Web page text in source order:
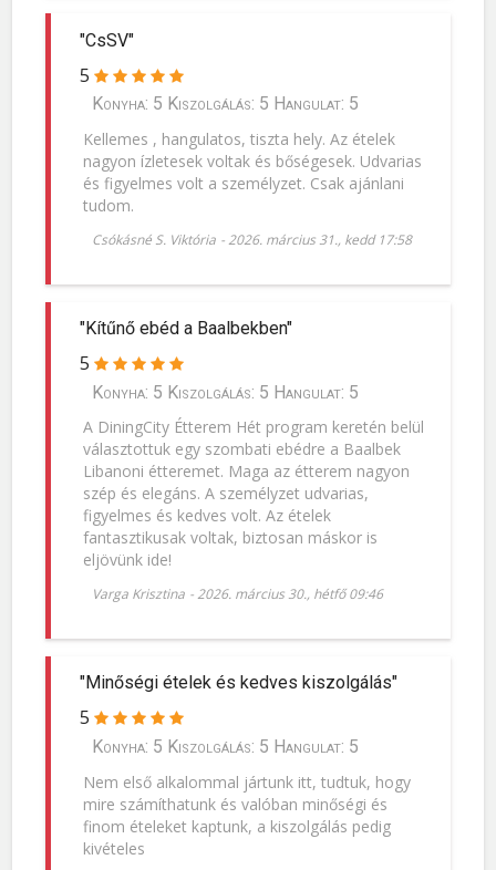
"CsSV"
5
Konyha: 5 Kiszolgálás: 5 Hangulat: 5
Kellemes , hangulatos, tiszta hely. Az ételek
nagyon ízletesek voltak és bőségesek. Udvarias
és figyelmes volt a személyzet. Csak ajánlani
tudom.
Csókásné S. Viktória -2026. március 31., kedd 17:58
"Kítűnő ebéd a Baalbekben"
5
Konyha: 5 Kiszolgálás: 5 Hangulat: 5
A DiningCity Étterem Hét program keretén belül
választottuk egy szombati ebédre a Baalbek
Libanoni étteremet. Maga az étterem nagyon
szép és elegáns. A személyzet udvarias,
figyelmes és kedves volt. Az ételek
fantasztikusak voltak, biztosan máskor is
eljövünk ide!
Varga Krisztina -2026. március 30., hétfő 09:46
"Minőségi ételek és kedves kiszolgálás"
5
Konyha: 5 Kiszolgálás: 5 Hangulat: 5
Nem első alkalommal jártunk itt, tudtuk, hogy
mire számíthatunk és valóban minőségi és
finom ételeket kaptunk, a kiszolgálás pedig
kivételes